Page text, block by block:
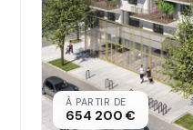
À PARTIR DE
654 200 €